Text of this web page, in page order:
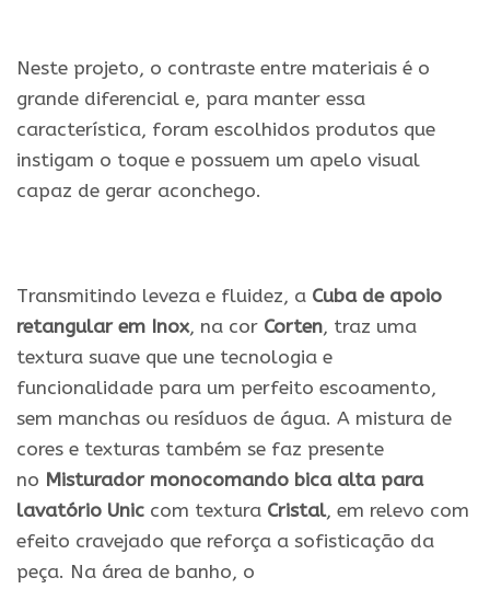
Neste projeto, o contraste entre materiais é o
grande diferencial e, para manter essa
característica, foram escolhidos produtos que
instigam o toque e possuem um apelo visual
capaz de gerar aconchego.
Transmitindo leveza e fluidez, a Cuba de apoio
retangular em Inox, na cor Corten, traz uma
textura suave que une tecnologia e
funcionalidade para um perfeito escoamento,
sem manchas ou resíduos de água. A mistura de
cores e texturas também se faz presente
no Misturador monocomando bica alta para
lavatório Unic com textura Cristal, em relevo com
efeito cravejado que reforça a sofisticação da
peça. Na área de banho, o